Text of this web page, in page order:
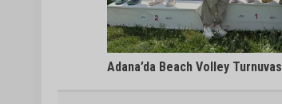
Adana’da Beach Volley